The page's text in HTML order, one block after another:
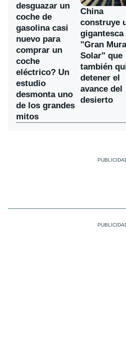
desguazar un
coche de
gasolina casi
nuevo para
comprar un
coche
eléctrico? Un
estudio
desmonta uno
de los grandes
mitos
China
construye
gigantesca
"Gran
Solar" que
también
detener el
avance del
desierto